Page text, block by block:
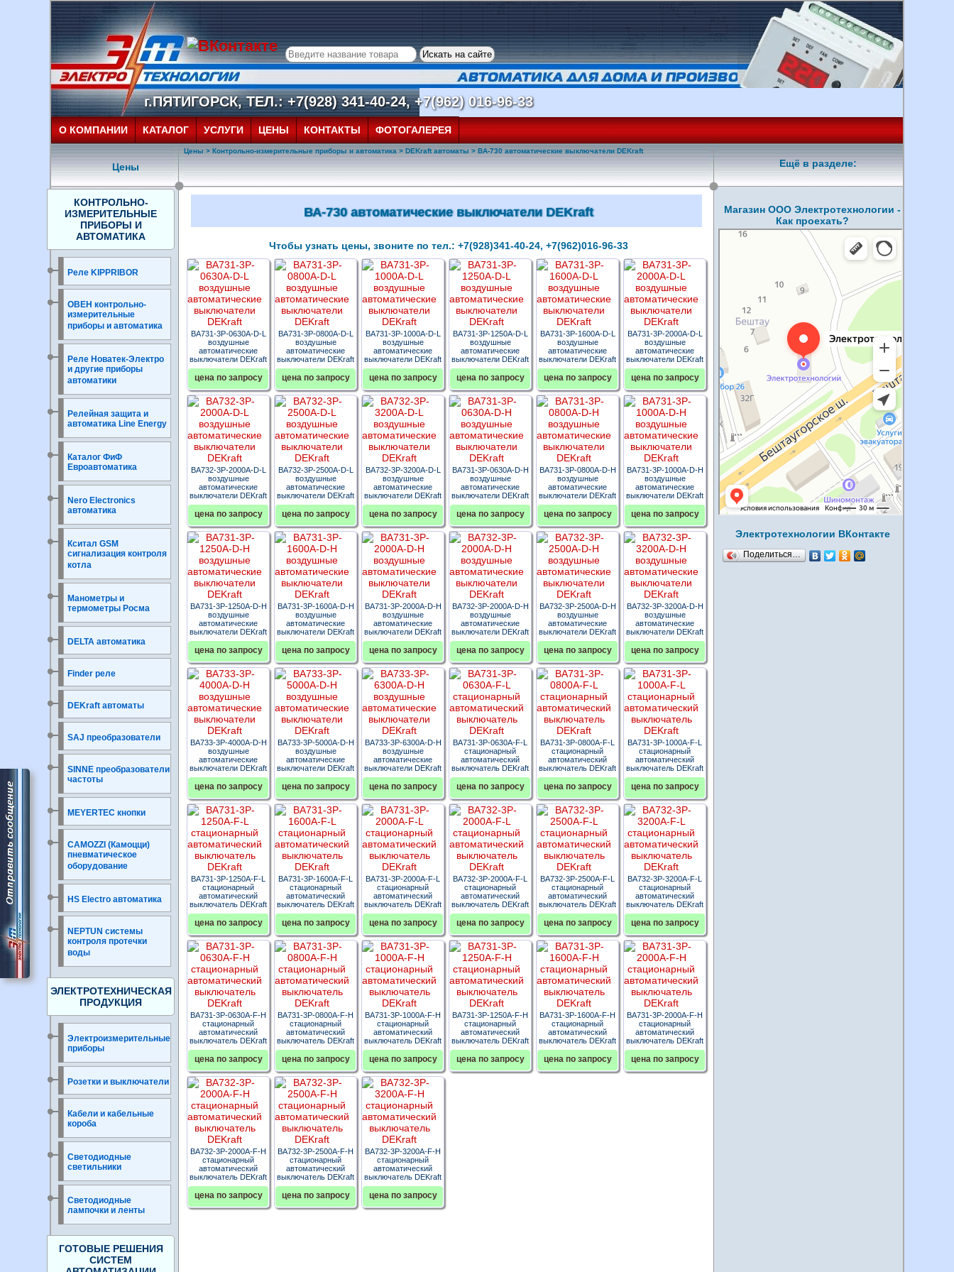
г.ПЯТИГОРСК, ТЕЛ.: +7(928) 341-40-24, +7(962) 016-96-33
О КОМПАНИИ КАТАЛОГ УСЛУГИ ЦЕНЫ КОНТАКТЫ ФОТОГАЛЕРЕЯ
Цены
КОНТРОЛЬНО-
ИЗМЕРИТЕЛЬНЫЕ
ПРИБОРЫ И
АВТОМАТИКА
Реле KIPPRIBOR
ОВЕН контрольно-
измерительные
приборы и автоматика
Реле Новатек-Электро
и другие приборы
автоматики
Релейная защита и
автоматика Line Energy
Каталог ФиФ
Евроавтоматика
Nero Electronics
автоматика
Кситал GSM
сигнализация контроля
котла
Манометры и
термометры Росма
DELTA автоматика
Finder реле
DEKraft автоматы
SAJ преобразователи
SINNE преобразователи
частоты
MEYERTEC кнопки
CAMOZZI (Камоцци)
пневматическое
оборудование
HS Electro автоматика
NEPTUN системы
контроля протечки
воды
ЭЛЕКТРОТЕХНИЧЕСКАЯ
ПРОДУКЦИЯ
Электроизмерительные
приборы
Розетки и выключатели
Кабели и кабельные
короба
Светодиодные
светильники
Светодиодные
лампочки и ленты
ГОТОВЫЕ РЕШЕНИЯ
СИСТЕМ
Цены>Контрольно-измерительные приборы и автоматика>DEKraft автоматы> ВА-730 автоматические выключатели DEKraft
ВА-730 автоматические выключатели DEKraft
Чтобы узнать цены, звоните по тел.: +7(928)341-40-24, +7(962)016-96-33
ВА731-3P-0630A-D-L
воздушные
автоматические
выключатели DEKraft
цена по запросу
ВА731-3P-0800A-D-L
воздушные
автоматические
выключатели DEKraft
цена по запросу
ВА731-3P-1000A-D-L
воздушные
автоматические
выключатели DEKraft
цена по запросу
ВА731-3P-1250A-D-L
воздушные
автоматические
выключатели DEKraft
цена по запросу
ВА731-3P-1600A-D-L
воздушные
автоматические
выключатели DEKraft
цена по запросу
ВА731-3P-2000A-D-L
воздушные
автоматические
выключатели DEKraft
цена по запросу
ВА732-3P-2000A-D-L
воздушные
автоматические
выключатели DEKraft
цена по запросу
ВА732-3P-2500A-D-L
воздушные
автоматические
выключатели DEKraft
цена по запросу
ВА732-3P-3200A-D-L
воздушные
автоматические
выключатели DEKraft
цена по запросу
ВА731-3P-0630A-D-H
воздушные
автоматические
выключатели DEKraft
цена по запросу
ВА731-3P-0800A-D-H
воздушные
автоматические
выключатели DEKraft
цена по запросу
ВА731-3P-1000A-D-H
воздушные
автоматические
выключатели DEKraft
цена по запросу
ВА731-3P-1250A-D-H
воздушные
автоматические
выключатели DEKraft
цена по запросу
ВА731-3P-1600A-D-H
воздушные
автоматические
выключатели DEKraft
цена по запросу
ВА731-3P-2000A-D-H
воздушные
автоматические
выключатели DEKraft
цена по запросу
ВА732-3P-2000A-D-H
воздушные
автоматические
выключатели DEKraft
цена по запросу
ВА732-3P-2500A-D-H
воздушные
автоматические
выключатели DEKraft
цена по запросу
ВА732-3P-3200A-D-H
воздушные
автоматические
выключатели DEKraft
цена по запросу
ВА733-3P-4000A-D-H
воздушные
автоматические
выключатели DEKraft
цена по запросу
ВА733-3P-5000A-D-H
воздушные
автоматические
выключатели DEKraft
цена по запросу
ВА733-3P-6300A-D-H
воздушные
автоматические
выключатели DEKraft
цена по запросу
ВА731-3P-0630A-F-L
стационарный
автоматический
выключатель DEKraft
цена по запросу
ВА731-3P-0800A-F-L
стационарный
автоматический
выключатель DEKraft
цена по запросу
ВА731-3P-1000A-F-L
стационарный
автоматический
выключатель DEKraft
цена по запросу
ВА731-3P-1250A-F-L
стационарный
автоматический
выключатель DEKraft
цена по запросу
ВА731-3P-1600A-F-L
стационарный
автоматический
выключатель DEKraft
цена по запросу
ВА731-3P-2000A-F-L
стационарный
автоматический
выключатель DEKraft
цена по запросу
ВА732-3P-2000A-F-L
стационарный
автоматический
выключатель DEKraft
цена по запросу
ВА732-3P-2500A-F-L
стационарный
автоматический
выключатель DEKraft
цена по запросу
ВА732-3P-3200A-F-L
стационарный
автоматический
выключатель DEKraft
цена по запросу
ВА731-3P-0630A-F-H
стационарный
автоматический
выключатель DEKraft
цена по запросу
ВА731-3P-0800A-F-H
стационарный
автоматический
выключатель DEKraft
цена по запросу
ВА731-3P-1000A-F-H
стационарный
автоматический
выключатель DEKraft
цена по запросу
ВА731-3P-1250A-F-H
стационарный
автоматический
выключатель DEKraft
цена по запросу
ВА731-3P-1600A-F-H
стационарный
автоматический
выключатель DEKraft
цена по запросу
ВА731-3P-2000A-F-H
стационарный
автоматический
выключатель DEKraft
цена по запросу
ВА732-3P-2000A-F-H
стационарный
автоматический
выключатель DEKraft
цена по запросу
ВА732-3P-2500A-F-H
стационарный
автоматический
выключатель DEKraft
цена по запросу
ВА732-3P-3200A-F-H
стационарный
автоматический
выключатель DEKraft
цена по запросу
Ещё в разделе:
Магазин ООО Электротехнологии -
Как проехать?
Электротехнологии ВКонтакте
Поделиться…